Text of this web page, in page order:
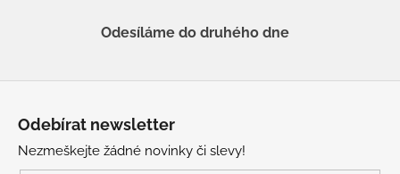
Odesíláme do druhého dne
Odebírat newsletter
Nezmeškejte žádné novinky či slevy!